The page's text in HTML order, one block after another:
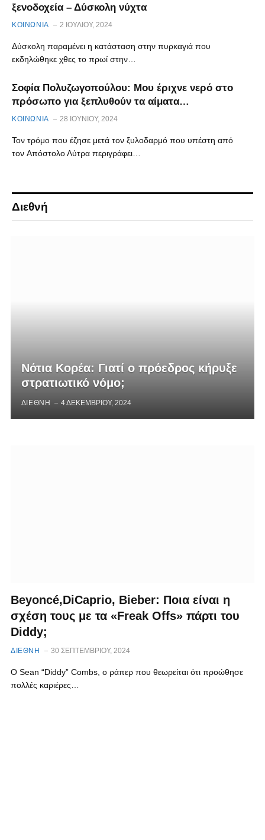
ξενοδοχεία – Δύσκολη νύχτα
ΚΟΙΝΩΝΙΑ 2 ΙΟΥΛΊΟΥ, 2024
Δύσκολη παραμένει η κατάσταση στην πυρκαγιά που
εκδηλώθηκε χθες το πρωί στην…
Σοφία Πολυζωγοπούλου: Μου έριχνε νερό στο
πρόσωπο για ξεπλυθούν τα αίματα…
ΚΟΙΝΩΝΙΑ 28 ΙΟΥΝΊΟΥ, 2024
Τον τρόμο που έζησε μετά τον ξυλοδαρμό που υπέστη από
τον Απόστολο Λύτρα περιγράφει…
Διεθνή
Νότια Κορέα: Γιατί ο πρόεδρος κήρυξε
στρατιωτικό νόμο;
ΔΙΕΘΝΗ 4 ΔΕΚΕΜΒΡΊΟΥ, 2024
Beyoncé,DiCaprio, Bieber: Ποια είναι η
σχέση τους με τα «Freak Offs» πάρτι του
Diddy;
ΔΙΕΘΝΗ 30 ΣΕΠΤΕΜΒΡΊΟΥ, 2024
Ο Sean “Diddy” Combs, o ράπερ που θεωρείται ότι προώθησε
πολλές καριέρες…